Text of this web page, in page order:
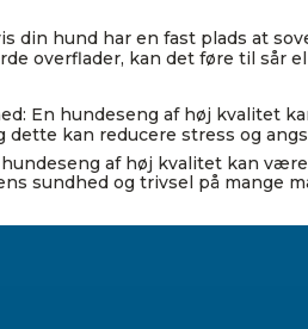
din hund har en fast plads at
overflader, kan det føre til sår
En hundeseng af høj kvalitet
dette kan reducere stress og
af høj kvalitet kan
sundhed og trivsel på mange